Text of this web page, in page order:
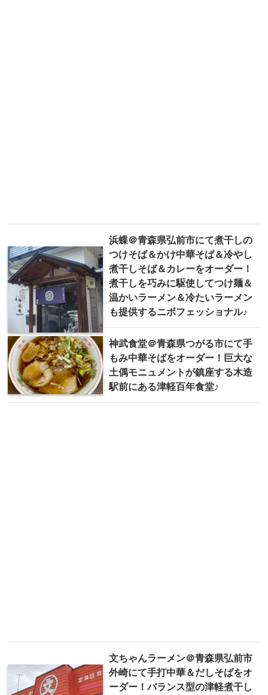
浜蝶＠青森県弘前市にて煮干しの
つけそば＆かけ中華そば＆冷やし
煮干しそば＆カレーをオーダー！
煮干しを巧みに駆使してつけ麺＆
温かいラーメン＆冷たいラーメン
も提供するニボフェッショナル♪
神武食堂＠青森県つがる市にて手
もみ中華そばをオーダー！巨大な
土偶モニュメントが鎮座する木造
駅前にある津軽百年食堂♪
文ちゃんラーメン＠青森県弘前市
外崎にて手打中華＆だしそばをオ
ーダー！バランス型の津軽煮干し